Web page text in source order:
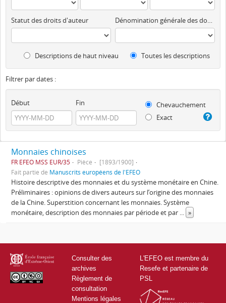
Statut des droits d'auteur Dénomination générale des documents
Descriptions de haut niveau Toutes les descriptions
Filtrer par dates :
Début Fin
Chevauchement
Exact
Monnaies chinoises
FR EFEO MSS EUR/35 Pièce
[1893/1900]
Fait partie de Manuscrits européens de l'EFEO
Histoire descriptive des monnaies et du système monétaire en Chine.
Préliminaires : opinions de divers auteurs sur l’origine des monnaies
de la Chine. Superstition concernant les monnaies. Système
monétaire, description des monnaies par période et par ... »
Consulter des
archives
Règlement de
consultation
Mentions légales
L'EFEO est membre du
Resefe et partenaire de
PSL